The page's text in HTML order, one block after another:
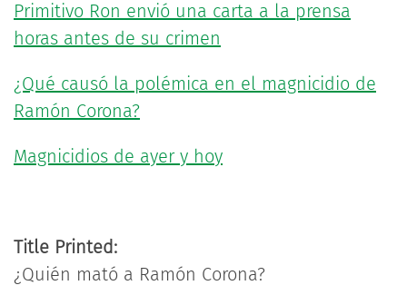
Primitivo Ron envió una carta a la prensa
horas antes de su crimen
¿Qué causó la polémica en el magnicidio de
Ramón Corona?
Magnicidios de ayer y hoy
Title Printed:
¿Quién mató a Ramón Corona?